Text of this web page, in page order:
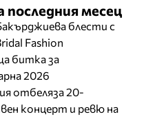
месец
блести с
Fashion
битка за
2026
отбеляза 20-
концерт и ревю на